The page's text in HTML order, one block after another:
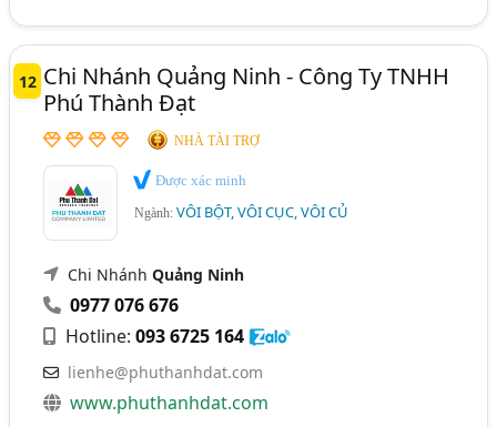
12 Chi Nhánh Quảng Ninh - Công Ty TNHH
Phú Thành Đạt
NHÀ TÀI TRỢ
Được xác minh
Ngành:VÔI BỘT, VÔI CỤC, VÔI CỦ
Chi NhánhQuảng Ninh
0977 076 676
Hotline:093 6725 164
lienhe@phuthanhdat.com
www.phuthanhdat.com